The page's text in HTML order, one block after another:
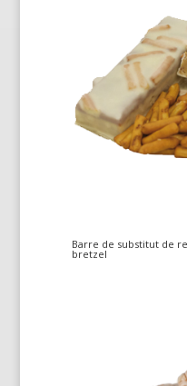
Barre de substitut de
bretzel